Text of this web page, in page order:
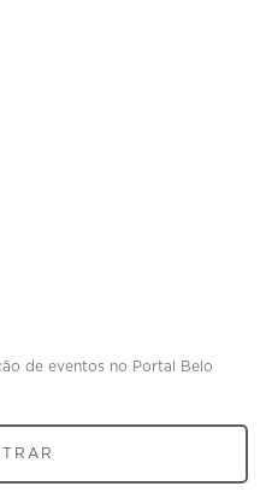
de eventos no Portal Belo